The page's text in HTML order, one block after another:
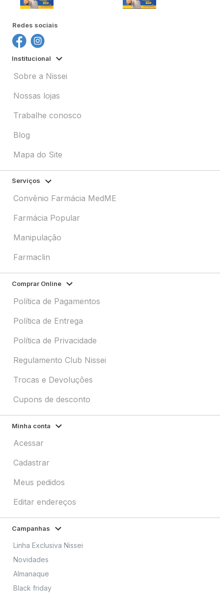
Redes sociais
Institucional
Sobre a Nissei
Nossas lojas
Trabalhe conosco
Blog
Mapa do Site
Serviços
Convênio Farmácia MedME
Farmácia Popular
Manipulação
Farmaclin
Comprar Online
Política de Pagamentos
Política de Entrega
Política de Privacidade
Regulamento Club Nissei
Trocas e Devoluções
Cupons de desconto
Minha conta
Acessar
Cadastrar
Meus pedidos
Editar endereços
Campanhas
Linha Exclusiva Nissei
Novidades
Almanaque
Black friday